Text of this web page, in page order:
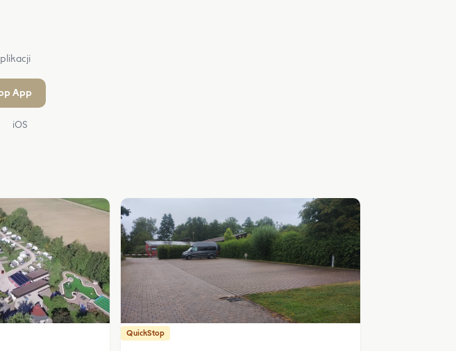
App
iOS
QuickStop